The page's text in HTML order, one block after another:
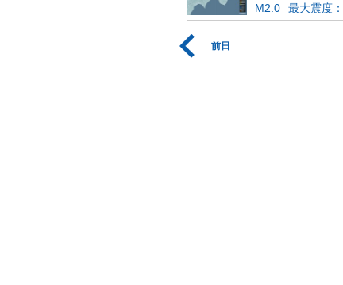
M2.0
最大震度
前日